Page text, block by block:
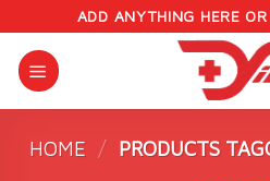
content
ADD ANYTHING HERE
HOME / PRODUCTS